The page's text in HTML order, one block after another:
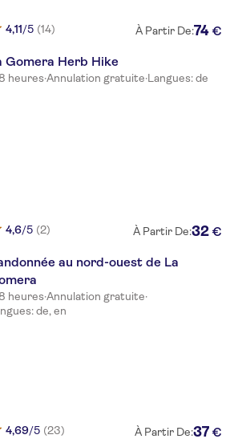
Suite
hotel
harbour san
4,11/5 (14) À Partir De:74 €
Gomera Herb Hike
heures·Annulation gratuite·Langues: de
4,6/5 (2) À Partir De:32 €
au nord-ouest de La
heures·Annulation gratuite·
de, en
4,69/5 (23) À Partir De:37 €